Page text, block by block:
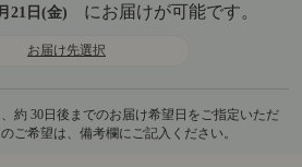
21日(金) にお届けが可能です。
お届け先選択